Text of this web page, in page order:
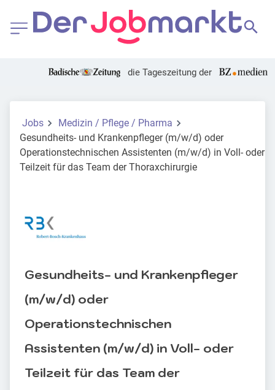
die Tageszeitung der
Jobs
Medizin / Pflege / Pharma
Gesundheits- und Krankenpfleger (m/w/d) oder
Operationstechnischen Assistenten (m/w/d) in Voll- oder
Teilzeit für das Team der Thoraxchirurgie
Gesundheits- und Krankenpfleger
(m/w/d) oder
Operationstechnischen
Assistenten (m/w/d) in Voll- oder
Teilzeit für das Team der